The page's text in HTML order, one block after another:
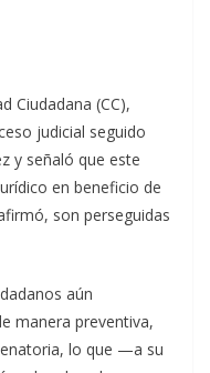
Ciudadana (CC),
judicial seguido
y señaló que este
en beneficio de
son perseguidas
aún
manera preventiva,
lo que —a su